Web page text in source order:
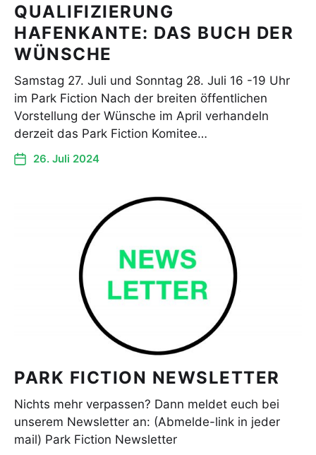
QUALIFIZIERUNG
HAFENKANTE: DAS BUCH DER
WÜNSCHE
Samstag 27. Juli und Sonntag 28. Juli 16 -19 Uhr
im Park Fiction Nach der breiten öffentlichen
Vorstellung der Wünsche im April verhandeln
derzeit das Park Fiction Komitee…
26. Juli 2024
PARK FICTION NEWSLETTER
Nichts mehr verpassen? Dann meldet euch bei
unserem Newsletter an: (Abmelde-link in jeder
mail) Park Fiction Newsletter